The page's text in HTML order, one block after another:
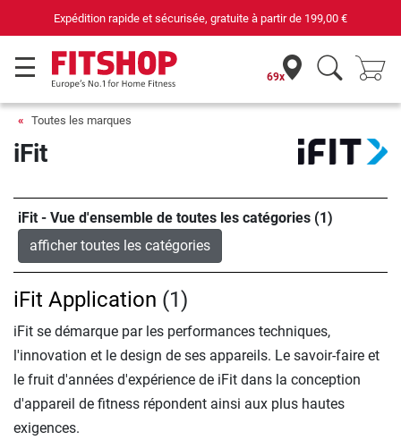
Expédition rapide et sécurisée, gratuite à partir de 199,00 €
69x
Toutes les marques
iFit
iFit - Vue d'ensemble de toutes les catégories (1)
afficher toutes les catégories
iFit Application (1)
iFit se démarque par les performances techniques,
l'innovation et le design de ses appareils. Le savoir-faire et
le fruit d'années d'expérience de iFit dans la conception
d'appareil de fitness répondent ainsi aux plus hautes
exigences.